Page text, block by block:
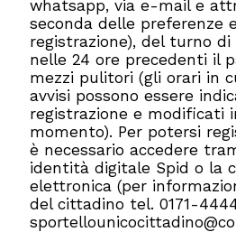
whatsapp, via e-mail e
seconda delle preferenze
registrazione), del turno
nelle 24 ore precedenti il
mezzi pulitori (gli orari in
avvisi possono essere
registrazione e modificati
momento). Per potersi
è necessario accedere
identità digitale Spid o la
elettronica (per
del cittadino tel. 0171-